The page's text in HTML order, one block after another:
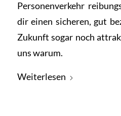
Personenverkehr
dir einen sicheren, gut
Zukunft sogar noch
uns warum.
Weiterlesen